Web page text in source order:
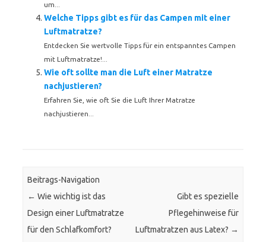
um...
Welche Tipps gibt es für das Campen mit einer
Luftmatratze?
Entdecken Sie wertvolle Tipps für ein entspanntes Campen
mit Luftmatratze!...
Wie oft sollte man die Luft einer Matratze
nachjustieren?
Erfahren Sie, wie oft Sie die Luft Ihrer Matratze
nachjustieren...
Beitrags-Navigation
← Wie wichtig ist das
Design einer Luftmatratze
für den Schlafkomfort?
Gibt es spezielle
Pflegehinweise für
Luftmatratzen aus Latex? →